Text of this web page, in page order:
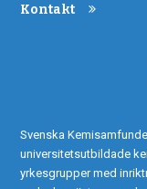
Kontakt
Svenska
universitetsutbildade
yrkesgrupper med